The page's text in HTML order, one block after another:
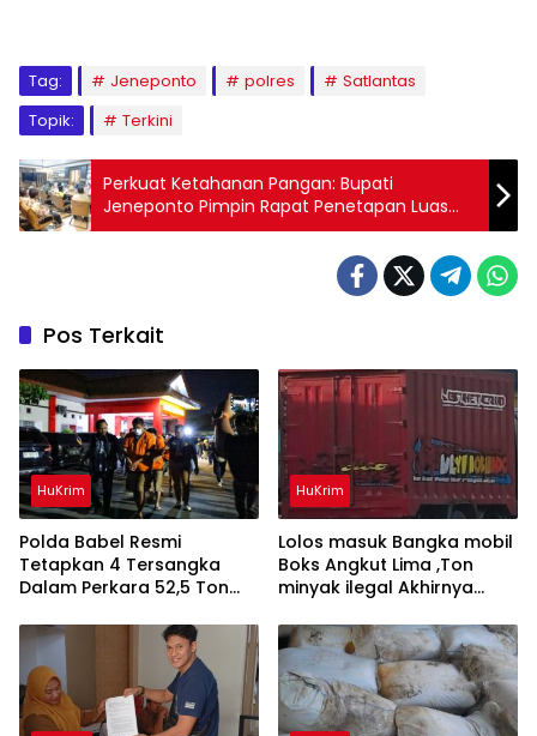
Tag: Jeneponto polres
Satlantas
Topik:
Terkini
Perkuat Ketahanan Pangan: Bupati
Jeneponto Pimpin Rapat Penetapan Luas
Tanam dan Musim Tanam II, Tahun 2026
Pos Terkait
HuKrim
Polda Babel Resmi
Tetapkan 4 Tersangka
Dalam Perkara 52,5 Ton
Belitung
HuKrim
Lolos masuk Bangka mobil
Boks Angkut Lima ,Ton
minyak ilegal Akhirnya